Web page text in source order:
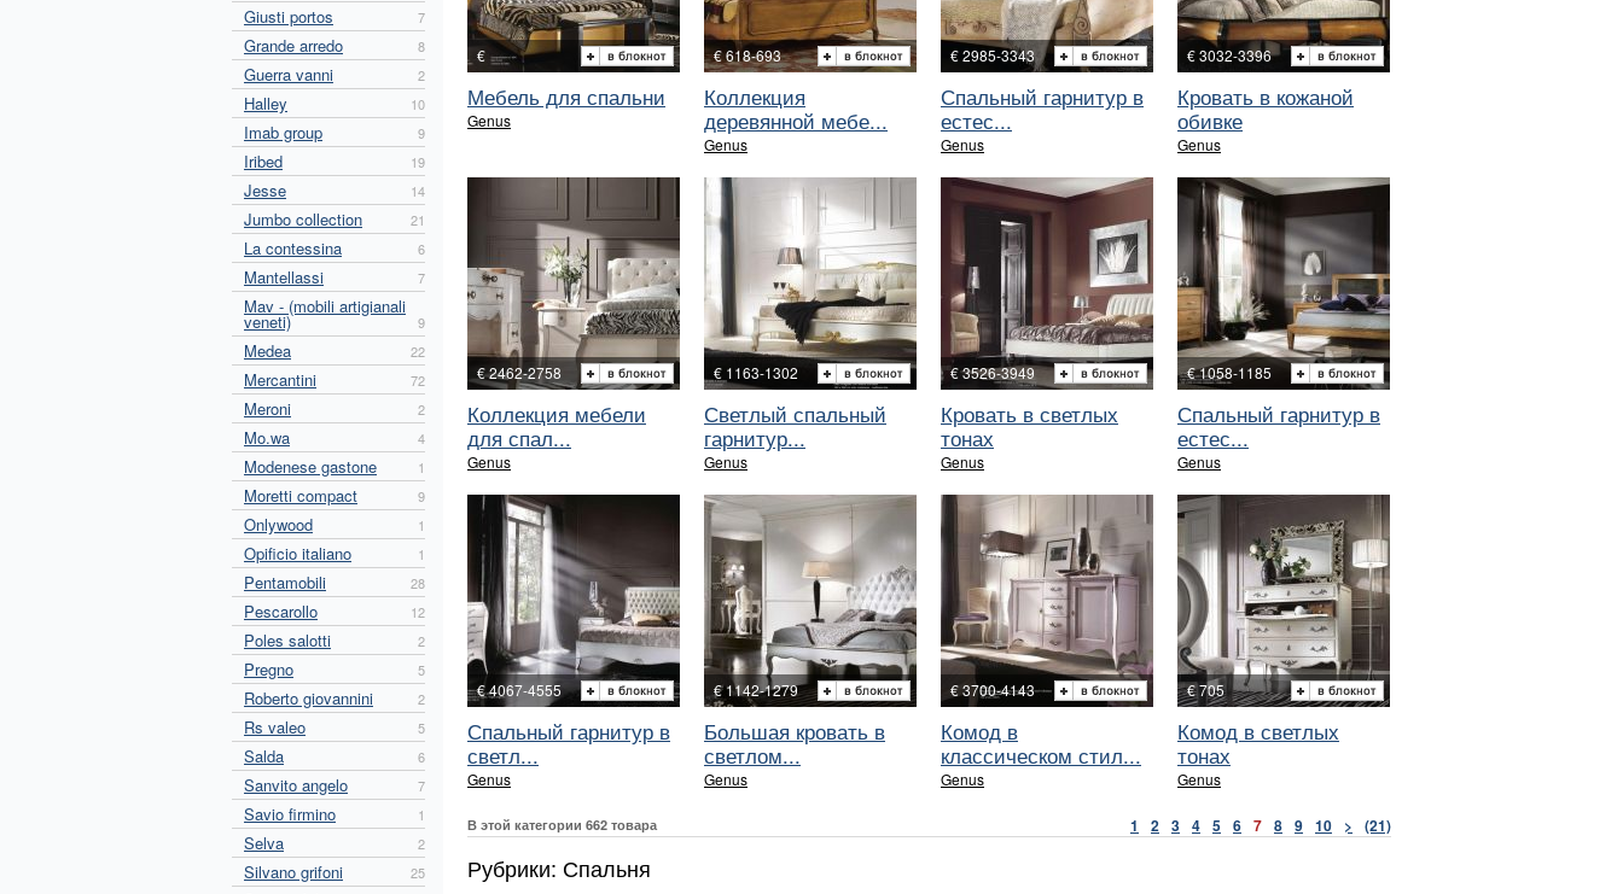
Giusti portos 7
Grande arredo 8
Guerra vanni 2
Halley 10
Imab group 9
Iribed 19
Jesse 14
Jumbo collection 21
La contessina 6
Mantellassi 7
Mav - (mobili artigianali
veneti) 9
Medea 22
Mercantini 72
Meroni 2
Mo.wa 4
Modenese gastone 1
Moretti compact 9
Onlywood 1
Opificio italiano 1
Pentamobili 28
Pescarollo 12
Poles salotti 2
Pregno 5
Roberto giovannini 2
Rs valeo 5
Salda 6
Sanvito angelo 7
Savio firmino 1
Selva 2
Silvano grifoni 25
€
Мебель для спальни
Genus
€ 618-693
Коллекция
деревянной мебе...
Genus
€ 2985-3343
Спальный гарнитур в
естес...
Genus
€ 3032-3396
Кровать в кожаной
обивке
Genus
€ 2462-2758
Коллекция мебели
для спал...
Genus
€ 1163-1302
Светлый спальный
гарнитур...
Genus
€ 3526-3949
Кровать в светлых
тонах
Genus
€ 1058-1185
Спальный гарнитур в
естес...
Genus
€ 4067-4555
Спальный гарнитур в
светл...
Genus
€ 1142-1279
Большая кровать в
светлом...
Genus
€ 3700-4143
Комод в
классическом стил...
Genus
€ 705
Комод в светлых
тонах
Genus
В этой категории 662 товара 1 2 3 4 5 6 7 8 9 10 > (21)
Рубрики: Спальня